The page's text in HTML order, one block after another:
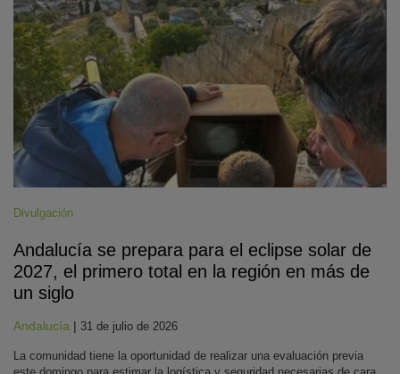
Divulgación
Andalucía se prepara para el eclipse solar de
2027, el primero total en la región en más de
un siglo
Andalucía | 31 de julio de 2026
La comunidad tiene la oportunidad de realizar una evaluación previa